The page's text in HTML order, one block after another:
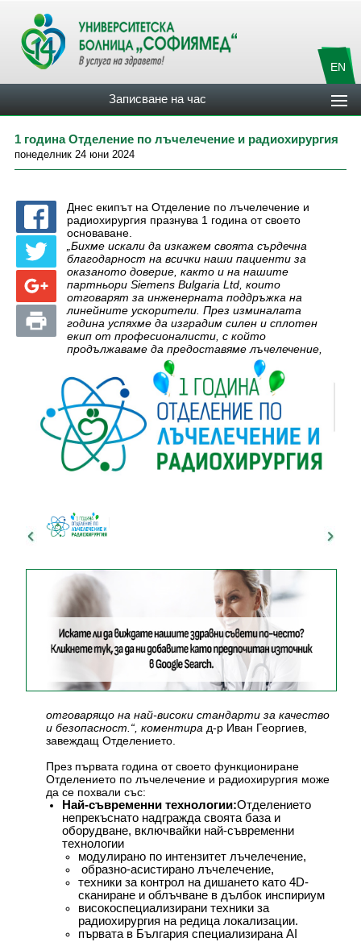
EN
Записване на час
1 година Отделение по лъчелечение и радиохирургия
понеделник 24 юни 2024
Днес екипът на Отделение по лъчелечение и
радиохирургия празнува 1 година от своето
основаване.
„Бихме искали да изкажем своята сърдечна
благодарност на всички наши пациенти за
оказаното доверие, както и на нашите
партньори Siemens Bulgaria Ltd, които
отговарят за инженерната поддръжка на
линейните ускорители. През изминалата
година успяхме да изградим силен и сплотен
екип от професионалисти, с който
продължаваме да предоставяме лъчелечение,
отговарящо на най-високи стандарти за качество
и безопасност.“, коментира д-р Иван Георгиев,
завеждащ Отделението.
През първата година от своето функциониране
Отделението по лъчелечение и радиохирургия може
да се похвали със:
Най-съвременни технологии:Отделението
непрекъснато надгражда своята база и
оборудване, включвайки най-съвременни
технологии
модулирано по интензитет лъчелечение,
образно-асистирано лъчелечение,
техники за контрол на дишането като 4D-
сканиране и облъчване в дълбок инспириум
високоспециализирани техники за
радиохирургия на редица локализации.
първата в България специализирана AI